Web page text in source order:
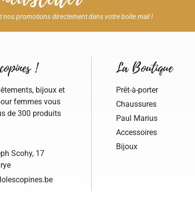
nos promotions directement dans votre boîte mail !
!
bijoux et
femmes vous
de 300 produits
Scohy, 17
La Boutique
Prêt-à-porter
Chaussures
Paul Marius
Accessoires
Bijoux